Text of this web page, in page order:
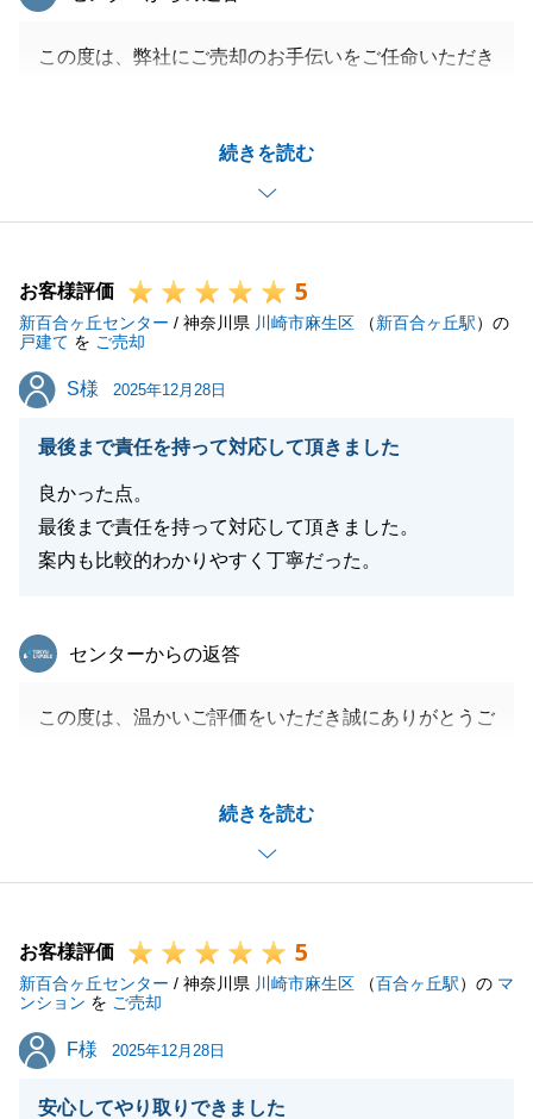
続きを読む
この度は、弊社にご売却のお手伝いをご任命いただき
今後ともよろしくお願いいたします。
閉じる
お客様評価 5
新百合ヶ丘センター / 神奈川県 川崎市麻生区 （新百合ヶ丘駅）の
戸建て を ご売却
S様
S様 2025年12月28日
最後まで責任を持って対応して頂きました
良かった点。
最後まで責任を持って対応して頂きました。
案内も比較的わかりやすく丁寧だった。
続きを読む
東急リバブル
センターからの返答
この度は、温かいご評価をいただき誠にありがとうご
様のご協力のおかげです。
心より感謝申し上げます。
また機会がございましたら、その際も何卒よろしくお
お客様評価 5
新百合ヶ丘センター / 神奈川県 川崎市麻生区 （百合ヶ丘駅）の マ
ンション を ご売却
F様
F様 2025年12月28日
安心してやり取りできました